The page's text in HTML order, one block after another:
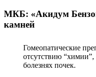
МКБ: «Акидум
камней
Гомеопатические
отсутствию
болезнях почек.